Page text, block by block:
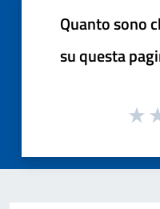
Quanto sono
su questa